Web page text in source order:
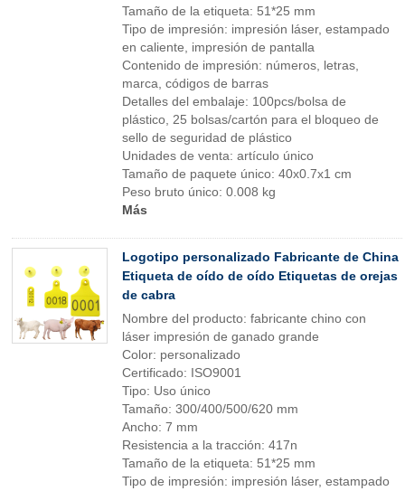
Tamaño de la etiqueta: 51*25 mm
Tipo de impresión: impresión láser, estampado
en caliente, impresión de pantalla
Contenido de impresión: números, letras,
marca, códigos de barras
Detalles del embalaje: 100pcs/bolsa de
plástico, 25 bolsas/cartón para el bloqueo de
sello de seguridad de plástico
Unidades de venta: artículo único
Tamaño de paquete único: 40x0.7x1 cm
Peso bruto único: 0.008 kg
Más
Logotipo personalizado Fabricante de China
Etiqueta de oído de oído Etiquetas de orejas
de cabra
Nombre del producto: fabricante chino con
láser impresión de ganado grande
Color: personalizado
Certificado: ISO9001
Tipo: Uso único
Tamaño: 300/400/500/620 mm
Ancho: 7 mm
Resistencia a la tracción: 417n
Tamaño de la etiqueta: 51*25 mm
Tipo de impresión: impresión láser, estampado